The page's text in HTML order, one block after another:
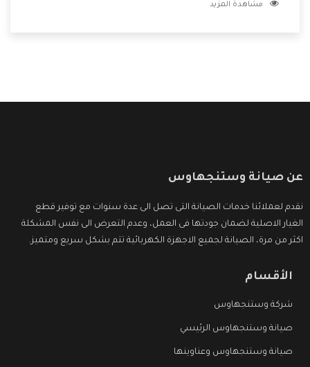
الشركة بها والتى تكون منها خدمة الصيانة التى تكون من أهم
مشاهدة المزيد
عن صيانة وستنجهاوس
نقدم لعملائنا خدمات الصيانة التى تصل الى عدة سنوات مع توفير قطع
الغيار الاصلية لضمان جودتها فى العمل، وعدم التعرض الى نفس المشكلة
اكثر من مرة، الصيانة لجميع الاجهزة الكهربائية تتم بشكل سريع ومتميز.
الأقسام
شركة وستنجهاوس
صيانة وستنجهاوس الرئيسي
صيانة وستنجهاوس وعناوينها